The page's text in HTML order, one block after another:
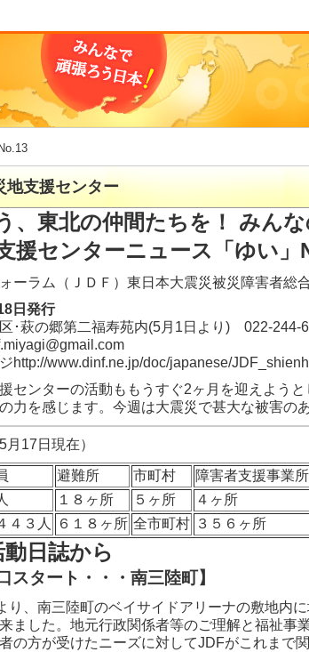
地支援センター
、東北の仲間たちを！ みん
援センターニュース「ゆい」
ーラム（ＪＤＦ）東日本大震災被災障害者総
日発行
･萩の郷第二福寿苑内(5月1日より) 022-244-
http://www.dinf.ne.jp/doc/japanese/
センターの活動ももうすぐ2ヶ月を迎えよう
力を感じます。今週は大震災で甚大な被害の
17日現在）
避難所 市町村 障害者支援事業所
１８ヶ所 ５ヶ所 ４ヶ所
４３人 ６１８ヶ所 全市町村 ３５６ヶ所
日誌から
スタート・・・南三陸町】
、南三陸町のベイサイドアリーナの敷地内
ました。地元行政関係者等のご理解と福祉
の方が受けたニーズに対してJDFがこれまで